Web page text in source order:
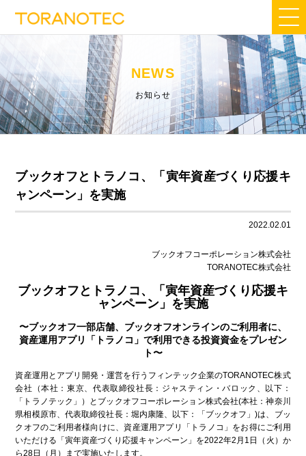
NEWS
お知らせ
ブックオフとトラノコ、「寅年資産づくり応援キ
ャンペーン」を実施
2022.02.01
ブックオフコーポレーション株式会社
TORANOTEC株式会社
ブックオフとトラノコ、「寅年資産づくり応援キ
ャンペーン」を実施
〜ブックオフ一部店舗、ブックオフオンラインのご利用者に、
資産運用アプリ「トラノコ」で利用できる投資資金をプレゼン
ト〜
資産運用とアプリ開発・運営を行うフィンテック企業のTORANOTEC株式
会社（本社：東京、代表取締役社長：ジャスティン・バロック、以下：
「トラノテック」）とブックオフコーポレーション株式会社(本社：神奈川
県相模原市、代表取締役社長：堀内康隆、以下：「ブックオフ」)は、ブッ
クオフのご利用者様向けに、資産運用アプリ「トラノコ」をお得にご利用
いただける「寅年資産づくり応援キャンペーン」を2022年2月1日（火）か
ら28日（月）まで実施いたします。